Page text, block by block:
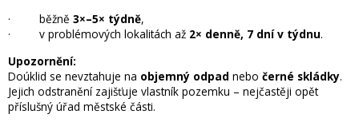
· běžně 3×–5× týdně,
· v problémových lokalitách až 2× denně, 7 dní v týdnu.
Upozornění:
Doúklid se nevztahuje na objemný odpad nebo černé skládky.
Jejich odstranění zajišťuje vlastník pozemku – nejčastěji opět
příslušný úřad městské části.